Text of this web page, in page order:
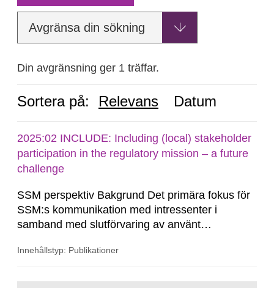
Avgränsa din sökning
Din avgränsning ger 1 träffar.
Sortera på: Relevans Datum
2025:02 INCLUDE: Including (local) stakeholder
participation in the regulatory mission – a future
challenge
SSM perspektiv Bakgrund Det primära fokus för
SSM:s kommunikation med intressenter i
samband med slutförvaring av använt
legat på formella samrådsprocesser kring den
Innehållstyp: Publikationer